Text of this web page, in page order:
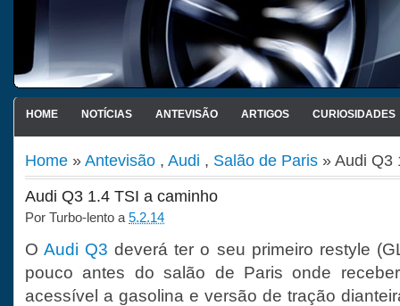
HOME NOTÍCIAS ANTEVISÃO ARTIGOS CURIOSIDADES
Home »Antevisão , Audi , Salão de Paris » Audi Q3
Audi Q3 1.4 TSI a caminho
Por Turbo-lento a 5.2.14
OAudi Q3 deverá ter o seu primeiro restyle
pouco antes do salão de Paris onde
acessível a gasolina e versão de tração